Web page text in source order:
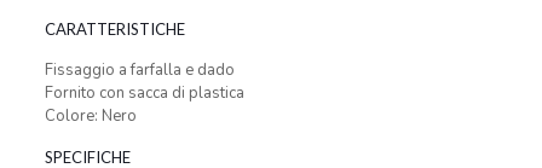
CARATTERISTICHE
Fissaggio a farfalla e dado
Fornito con sacca di plastica
Colore: Nero
SPECIFICHE